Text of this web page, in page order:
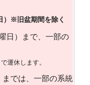
）※旧盆期間を除く
日）まで、一部の
運休します。
では、一部の系統